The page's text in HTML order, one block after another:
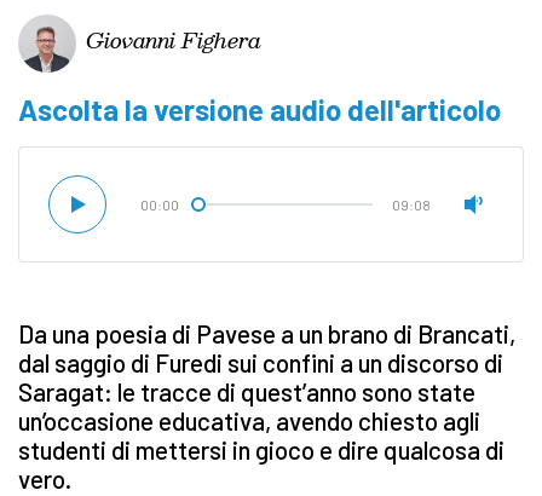
Giovanni Fighera
Ascolta la versione audio dell'articolo
00:00 09:08
Da una poesia di Pavese a un brano di Brancati,
dal saggio di Furedi sui confini a un discorso di
Saragat: le tracce di quest’anno sono state
un’occasione educativa, avendo chiesto agli
studenti di mettersi in gioco e dire qualcosa di
vero.